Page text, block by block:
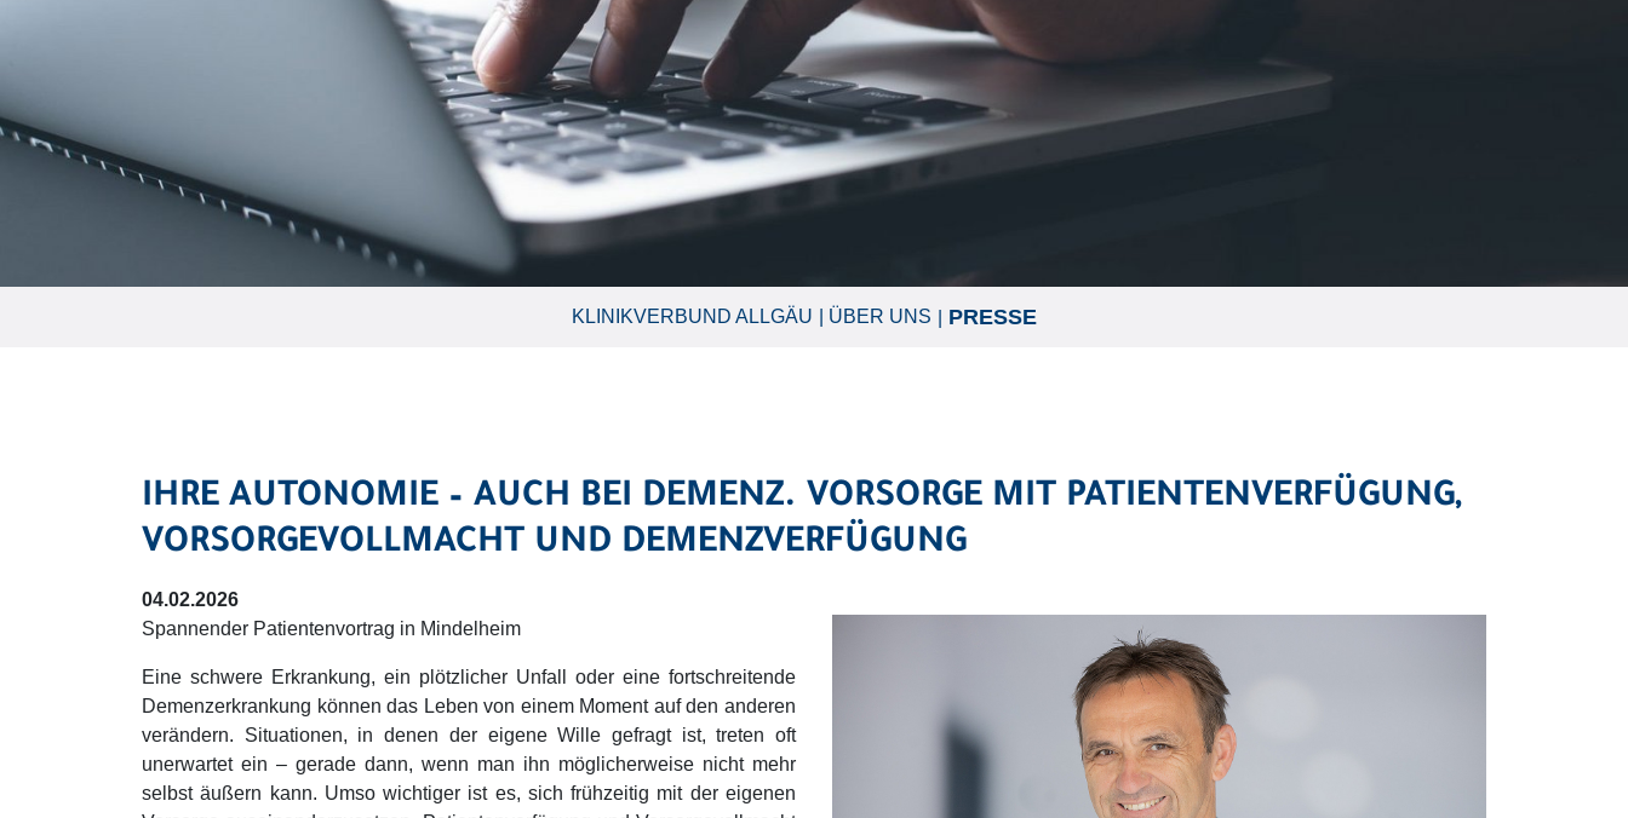
KLINIKVERBUND ALLGÄU ÜBER UNS PRESSE
IHRE AUTONOMIE – AUCH BEI DEMENZ. VORSORGE MIT PATIENTENVERFÜGUNG,
VORSORGEVOLLMACHT UND DEMENZVERFÜGUNG
04.02.2026
Spannender Patientenvortrag in Mindelheim
Eine schwere Erkrankung, ein plötzlicher Unfall oder eine fortschreitende
Demenzerkrankung können das Leben von einem Moment auf den anderen
verändern. Situationen, in denen der eigene Wille gefragt ist, treten oft
unerwartet ein – gerade dann, wenn man ihn möglicherweise nicht mehr
selbst äußern kann. Umso wichtiger ist es, sich frühzeitig mit der eigenen